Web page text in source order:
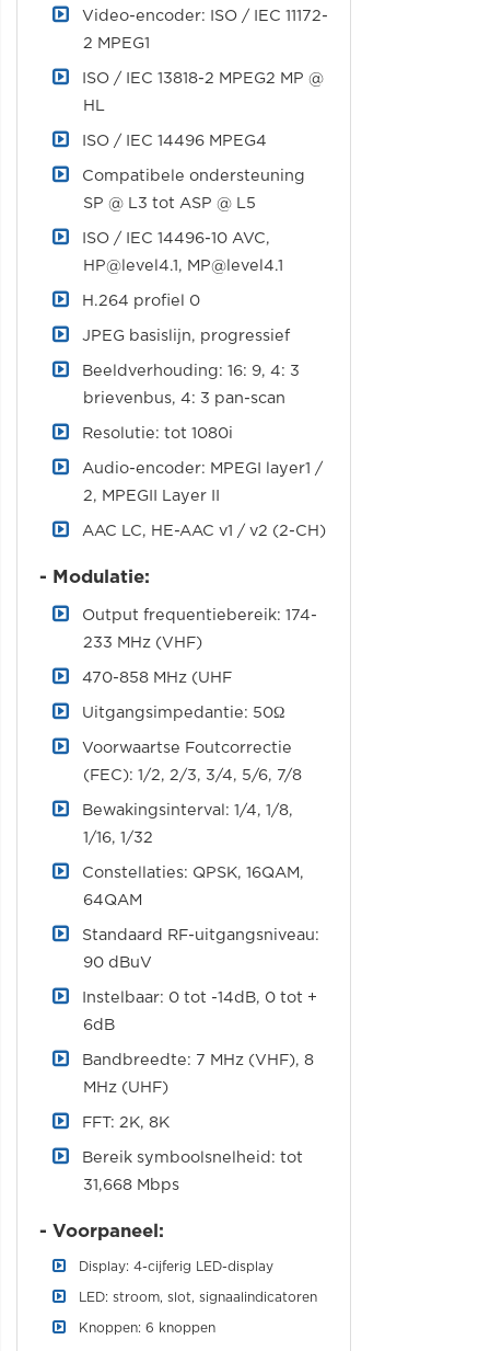
Video-encoder: ISO / IEC 11172-
2 MPEG1
ISO / IEC 13818-2 MPEG2 MP @
HL
ISO / IEC 14496 MPEG4
Compatibele ondersteuning
SP @ L3 tot ASP @ L5
ISO / IEC 14496-10 AVC,
HP@level4.1 , MP@level4.1
H.264 profiel 0
JPEG basislijn, progressief
Beeldverhouding: 16: 9, 4: 3
brievenbus, 4: 3 pan-scan
Resolutie: tot 1080i
Audio-encoder: MPEGI layer1 /
2, MPEGII Layer II
AAC LC, HE-AAC v1 / v2 (2-CH)
- Modulatie:
Output frequentiebereik: 174-
233 MHz (VHF)
470-858 MHz (UHF
Uitgangsimpedantie: 50Ω
Voorwaartse Foutcorrectie
(FEC): 1/2, 2/3, 3/4, 5/6, 7/8
Bewakingsinterval: 1/4, 1/8,
1/16, 1/32
Constellaties: QPSK, 16QAM,
64QAM
Standaard RF-uitgangsniveau:
90 dBuV
Instelbaar: 0 tot -14dB, 0 tot +
6dB
Bandbreedte: 7 MHz (VHF), 8
MHz (UHF)
FFT: 2K, 8K
Bereik symboolsnelheid: tot
31,668 Mbps
- Voorpaneel:
Display: 4-cijferig LED-display
LED: stroom, slot, signaalindicatoren
Knoppen: 6 knoppen